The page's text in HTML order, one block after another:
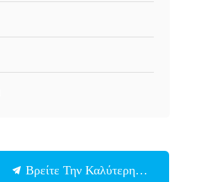
Βρείτε Την Καλύτερη Τιμή